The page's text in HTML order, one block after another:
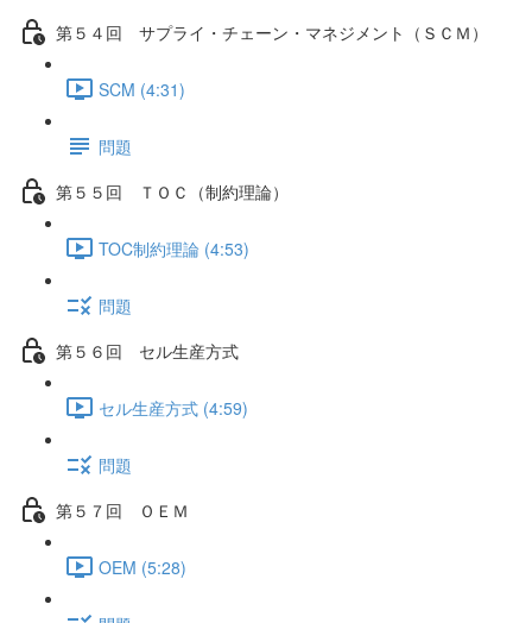
第５４回 サプライ・チェーン・マネジメント（ＳＣＭ）
SCM (4:31)
問題
第５５回 ＴＯＣ（制約理論）
TOC制約理論 (4:53)
問題
第５６回 セル生産方式
セル生産方式 (4:59)
問題
第５７回 ＯＥＭ
OEM (5:28)